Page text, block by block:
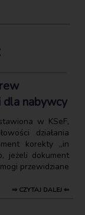
dla nabywcy
w KSeF,
działania
korekty „in
jeżeli dokument
przewidziane
⇒ CZYTAJ DALEJ ⇐